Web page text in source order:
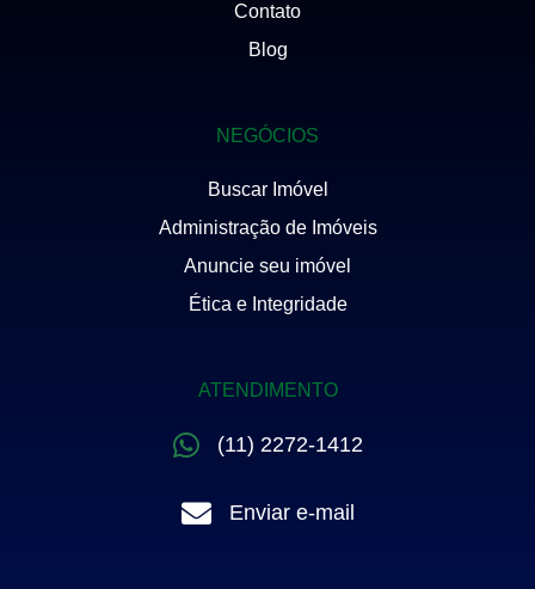
Contato
Blog
NEGÓCIOS
Buscar Imóvel
Administração de Imóveis
Anuncie seu imóvel
Ética e Integridade
ATENDIMENTO
(11) 2272-1412
Enviar e-mail